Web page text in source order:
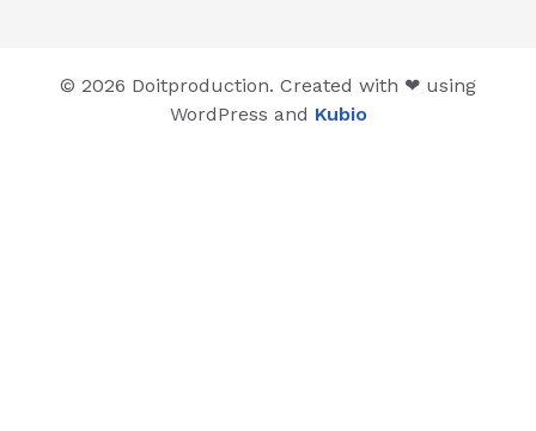
© 2026 Doitproduction. Created with ❤ using
WordPress and Kubio